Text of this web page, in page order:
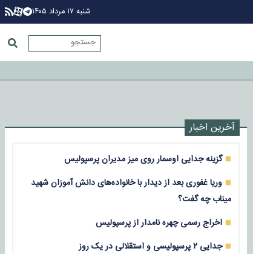
شنبه ۱۷ مرداد ۱۴۰۵
آخرین اخبار
گزینه جدایی اوسمار روی میز مدیران پرسپولیس
وریا غفوری بعد از دیدار با خانواده‌های دانش آموزان شهید
میناب چه گفت؟
اخراج رسمی چهره نامدار از پرسپولیس
جدایی ۲ پرسپولیسی و استقلالی در یک روز